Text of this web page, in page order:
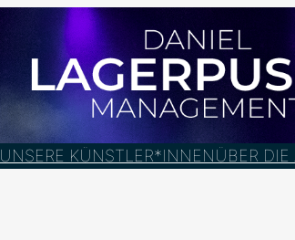
UNSERE KÜNSTLER*INNENÜBER DIE